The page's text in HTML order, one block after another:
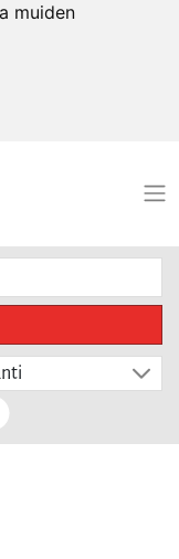
muiden